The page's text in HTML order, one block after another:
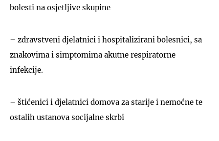
bolesti na osjetljive skupine
– zdravstveni djelatnici i hospitalizirani bolesnici, sa
znakovima i simptomima akutne respiratorne
infekcije.
– štićenici i djelatnici domova za starije i nemoćne te
ostalih ustanova socijalne skrbi